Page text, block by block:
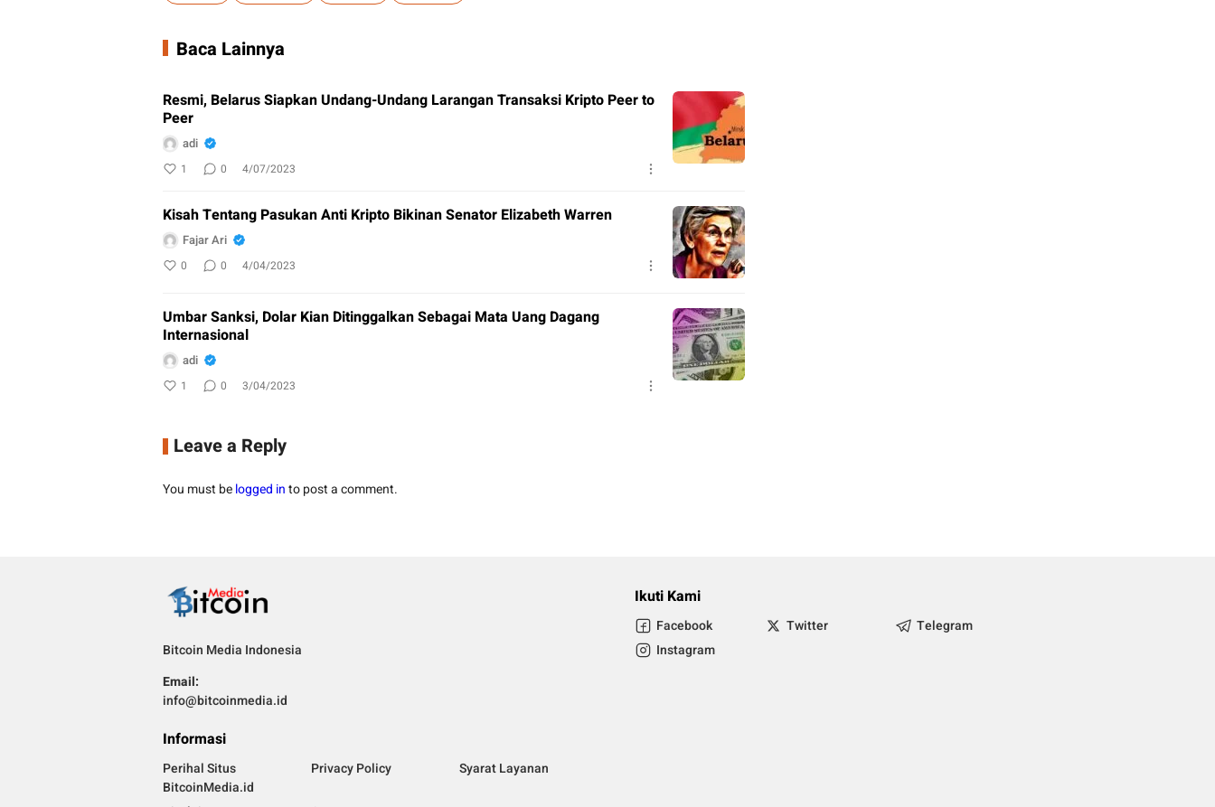
Baca Lainnya
Resmi, Belarus Siapkan Undang-Undang Larangan Transaksi Kripto Peer to
Peer
adi
1 0 4/07/2023
Kisah Tentang Pasukan Anti Kripto Bikinan Senator Elizabeth Warren
Fajar Ari
0 0 4/04/2023
Umbar Sanksi, Dolar Kian Ditinggalkan Sebagai Mata Uang Dagang
Internasional
adi
1 0 3/04/2023
Leave a Reply
You must belogged into post a comment.
Bitcoin Media Indonesia
Email:
info@bitcoinmedia.id
Informasi
Perihal Situs
BitcoinMedia.id
Privacy Policy Syarat Layanan
Ikuti Kami
Facebook Twitter
Telegram
Instagram